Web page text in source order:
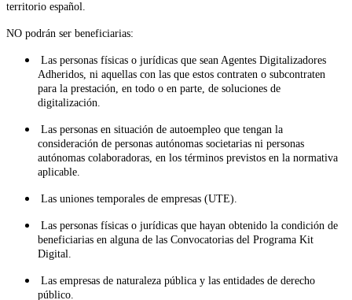
territorio español.
NO podrán ser beneficiarias:
Las personas físicas o jurídicas que sean Agentes Digitalizadores
Adheridos, ni aquellas con las que estos contraten o subcontraten
para la prestación, en todo o en parte, de soluciones de
digitalización.
Las personas en situación de autoempleo que tengan la
consideración de personas autónomas societarias ni personas
autónomas colaboradoras, en los términos previstos en la normativa
aplicable.
Las uniones temporales de empresas (UTE).
Las personas físicas o jurídicas que hayan obtenido la condición de
beneficiarias en alguna de las Convocatorias del Programa Kit
Digital.
Las empresas de naturaleza pública y las entidades de derecho
público.